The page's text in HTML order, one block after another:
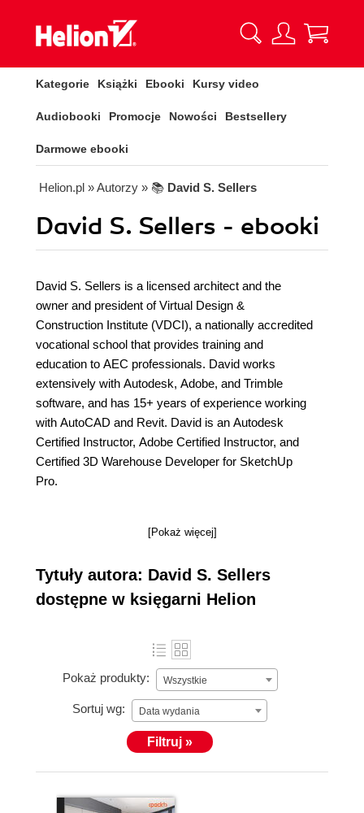
Kategorie Książki Ebooki Kursy video
Audiobooki Promocje Nowości Bestsellery
Darmowe ebooki
Helion.pl » Autorzy » 📚 David S. Sellers
David S. Sellers - ebooki
David S. Sellers is a licensed architect and the
owner and president of Virtual Design &
Construction Institute (VDCI), a nationally accredited
vocational school that provides training and
education to AEC professionals. David works
extensively with Autodesk, Adobe, and Trimble
software, and has 15+ years of experience working
with AutoCAD and Revit. David is an Autodesk
Certified Instructor, Adobe Certified Instructor, and
Certified 3D Warehouse Developer for SketchUp
Pro.
[Pokaż więcej]
Tytuły autora: David S. Sellers
dostępne w księgarni Helion
Pokaż produkty: Wszystkie
Sortuj wg: Data wydania
Filtruj »